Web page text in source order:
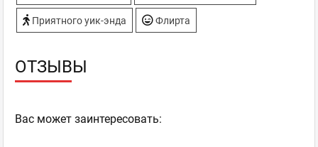
Приятного уик-энда Флирта
ОТЗЫВЫ
Ваc может заинтересовать: